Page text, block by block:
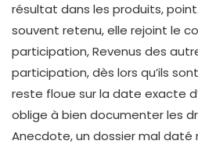
résultat dans les produits,
souvent retenu, elle rejoint le
participation, Revenus des
participation, dès lors qu’ils
reste floue sur la date exacte
oblige à bien documenter les
Anecdote, un dossier mal daté